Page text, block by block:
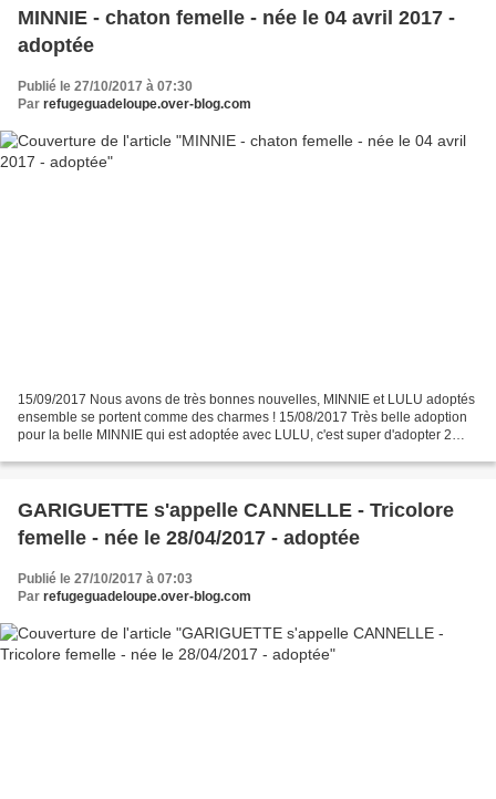
MINNIE - chaton femelle - née le 04 avril 2017 -
adoptée
Publié le 27/10/2017 à 07:30
Par refugeguadeloupe.over-blog.com
15/09/2017 Nous avons de très bonnes nouvelles, MINNIE et LULU adoptés
ensemble se portent comme des charmes ! 15/08/2017 Très belle adoption
pour la belle MINNIE qui est adoptée avec LULU, c'est super d'adopter 2
GARIGUETTE s'appelle CANNELLE - Tricolore
femelle - née le 28/04/2017 - adoptée
Publié le 27/10/2017 à 07:03
Par refugeguadeloupe.over-blog.com